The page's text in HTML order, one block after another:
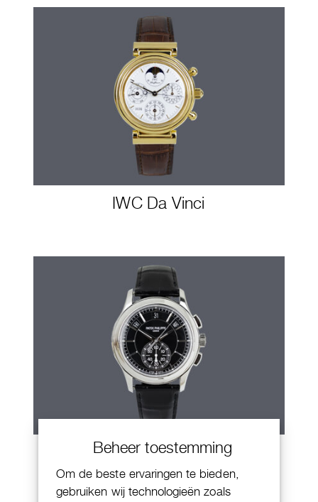
Beheer toestemming
Om de beste ervaringen te bieden,
gebruiken wij technologieën zoals
IWC Da Vinci
Patek Philippe Annual Calendar
Chornograaf